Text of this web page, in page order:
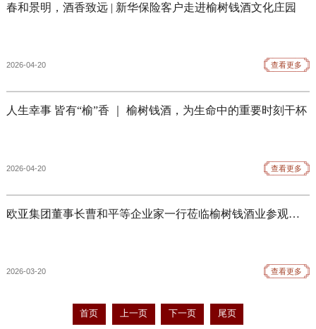
春和景明，酒香致远 | 新华保险客户走进榆树钱酒文化庄园
2026-04-20 查看更多
人生幸事 皆有“榆”香 ｜ 榆树钱酒，为生命中的重要时刻干杯
2026-04-20 查看更多
欧亚集团董事长曹和平等企业家一行莅临榆树钱酒业参观交流-现场亲封“生命中的一坛酒”
2026-03-20 查看更多
首页 上一页 下一页 尾页